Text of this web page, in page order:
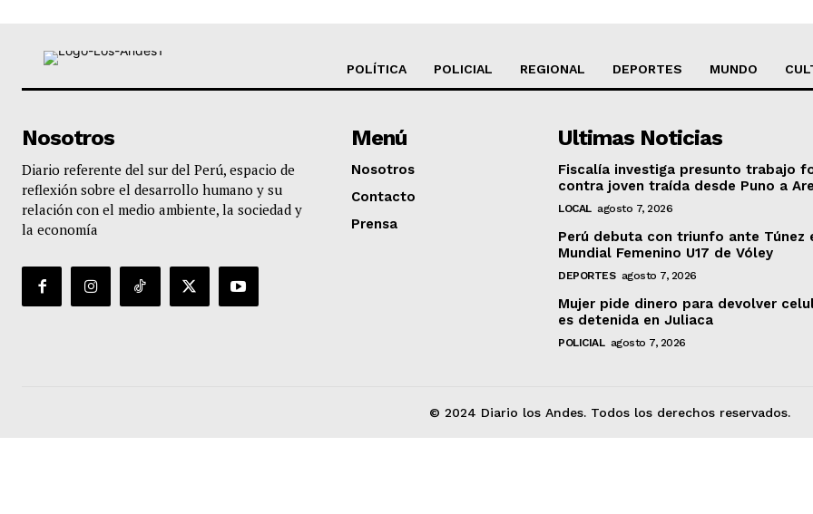
POLÍTICA POLICIAL REGIONAL DEPORTES MUNDO
Nosotros
Diario referente del sur del Perú, espacio de
reflexión sobre el desarrollo humano y su
relación con el medio ambiente, la sociedad y
la economía
Menú
Nosotros
Contacto
Prensa
Ultimas Noticias
Fiscalía investiga presunto trabajo
contra joven traída desde Puno a
LOCAL agosto 7, 2026
Perú debuta con triunfo ante Túnez
Mundial Femenino U17 de Vóley
DEPORTES agosto 7, 2026
Mujer pide dinero para devolver
es detenida en Juliaca
POLICIAL agosto 7, 2026
© 2024 Diario los Andes. Todos los derechos reservados.